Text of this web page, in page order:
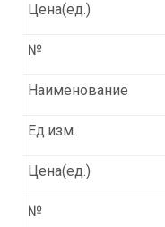
Цена(ед.)
№
Наименование
Ед.изм.
Цена(ед.)
№